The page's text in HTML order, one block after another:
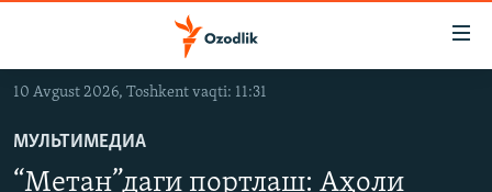
Асосий
ўтинг
OZODVIDEO
10 Avgust 2026, Toshkent vaqti: 11:31
МУЛЬТИМЕДИА
“Метан”даги портлаш: Аҳоли